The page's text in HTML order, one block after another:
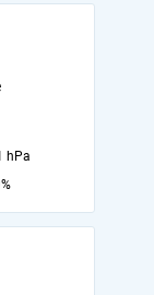
hPa